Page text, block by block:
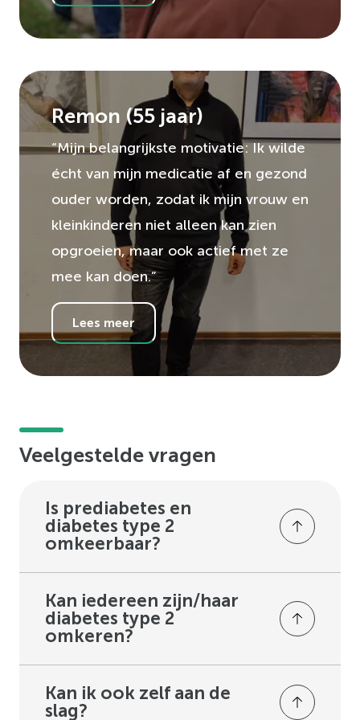
Remon (55 jaar)
“Mijn belangrijkste motivatie: Ik wilde
écht van mijn medicatie af en gezond
ouder worden, zodat ik mijn vrouw en
kleinkinderen niet alleen kan zien
opgroeien, maar ook actief met ze
mee kan doen.”
Lees meer
Veelgestelde vragen
Is prediabetes en
diabetes type 2
omkeerbaar?
(deels) omkeerbaar. Door de juiste
leefstijl kan het lichaam beter reageren
op de signalen van insuline, een
belangrijk hormoon bij diabetes type 2.
Als insuline beter werkt, kan de
Kan iedereen zijn/haar
diabetes type 2
omkeren?
omkeerbaar. Door de juiste leefstijl kan
de werking van insuline vaak weer
Kan ik ook zelf aan de
slag?